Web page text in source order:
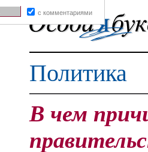
Политика
В чем
с комментариями